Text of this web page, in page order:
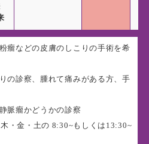
瘤などの皮膚のしこりの手術を希
の診察、腫れて痛みがある方、手
脈瘤かどうかの診察
・金・土の 8:30~もしくは13:30~